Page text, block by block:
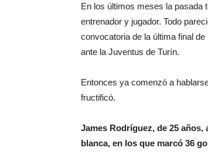
En los últimos meses la pasada
entrenador y jugador. Todo
convocatoria de la última final
ante la Juventus de Turín.
Entonces ya comenzó a
fructificó.
James Rodríguez, de 25
blanca, en los que marcó 36